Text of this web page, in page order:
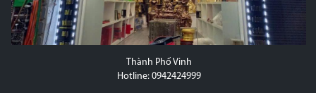
Thành Phố Vinh
Hotline: 0942424999